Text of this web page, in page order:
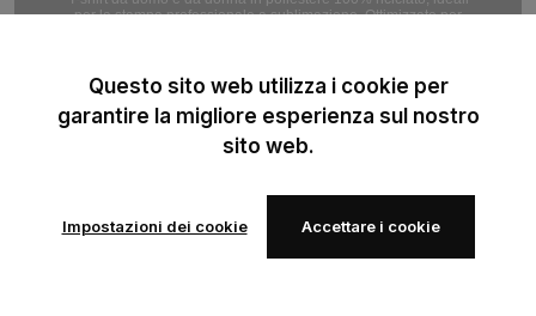
per la stampa professionale a sublimazione. Ottimizzate per
Aggiungi
Questo sito web utilizza i cookie per
garantire la migliore esperienza sul nostro
sito web.
Impostazioni dei cookie Accettare i cookie